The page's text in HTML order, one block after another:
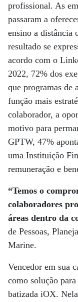
profissional. As
passaram a
ensino a distância
resultado se
acordo com o
2022, 72% dos
que programas de
função mais
colaborador, a
motivo para
GPTW, 47%
uma Instituição
remuneração e
“Temos o
colaboradores
áreas dentro da
de Pessoas,
Marine.
Vencedor em sua
como solução
batizada iOX.